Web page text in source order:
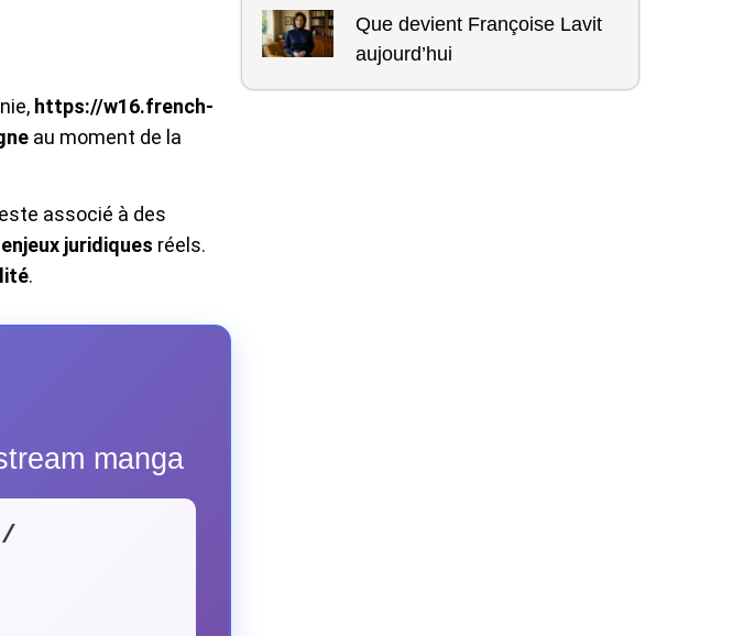
https://w16.french-
au moment de la
associé à des
enjeux juridiques réels.
.
manga
Que devient Françoise Lavit
aujourd’hui